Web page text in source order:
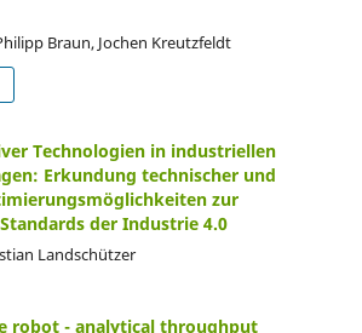
Braun, Jochen Kreutzfeldt
Technologien in industriellen
Erkundung technischer und
zur
der Industrie 4.0
Landschützer
robot - analytical throughput